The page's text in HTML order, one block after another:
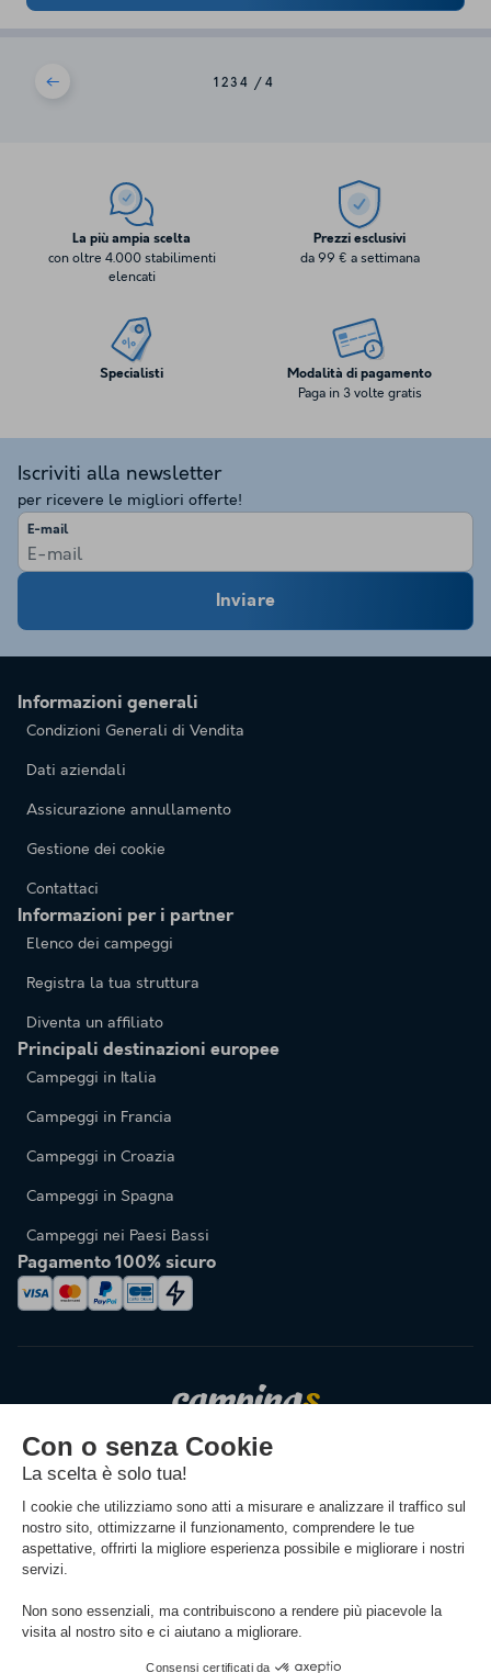
1 23 4
La più ampia scelta
con oltre 4.000 stabilimenti
elencati
Prezzi esclusivi
da 99 € a settimana
Specialisti Modalità di pagamento
Paga in 3 volte gratis
Iscriviti alla newsletter
per ricevere le migliori offerte!
E-mail
Inviare
Informazioni generali
Condizioni Generali di Vendita
Dati aziendali
Assicurazione annullamento
Gestione dei cookie
Contattaci
Informazioni per i partner
Elenco dei campeggi
Registra la tua struttura
Diventa un affiliato
Principali destinazioni europee
Campeggi in Italia
Campeggi in Francia
Campeggi in Croazia
Campeggi in Spagna
Campeggi nei Paesi Bassi
Pagamento 100% sicuro
Cambiare la lingua
(1) Cancellazione gratuita fino a 30 giorni prima dell'inizio del soggiorno (non è richiesta
alcuna giustificazione e il rimborso avviene sotto forma di nota di credito).
condizioni